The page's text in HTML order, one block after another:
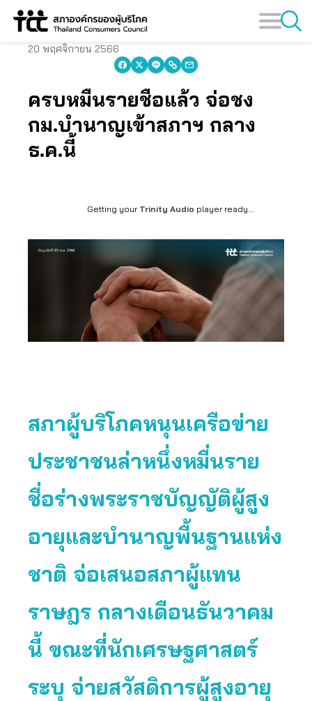
Skip
20 พฤศจิกายน 2566
ครบหมื่นรายชื่อแล้ว จ่อชง
กม.บำนาญเข้าสภาฯ กลาง
ธ.ค.นี้
Getting your Trinity Audio player ready...
สภาผู้บริโภคหนุนเครือข่าย
ประชาชนล่าหนึ่งหมื่นราย
ชื่อร่างพระราชบัญญัติผู้สูง
อายุและบำนาญพื้นฐานแห่ง
ชาติ จ่อเสนอสภาผู้แทน
ราษฎร กลางเดือนธันวาคม
นี้ ขณะที่นักเศรษฐศาสตร์
ระบุ จ่ายสวัสดิการผู้สูงอายุ